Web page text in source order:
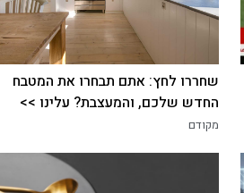
שחררו לחץ: אתם תבחרו את המטבח
החדש שלכם, והמעצבת? עלינו >>
מקודם